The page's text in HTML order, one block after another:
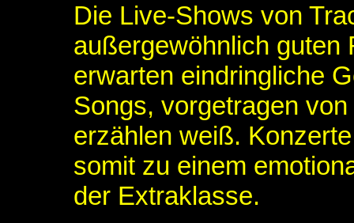
Die Live-Shows von
außergewöhnlich guten
erwarten eindringliche
Songs, vorgetragen
erzählen weiß.
somit zu einem
der Extraklasse.